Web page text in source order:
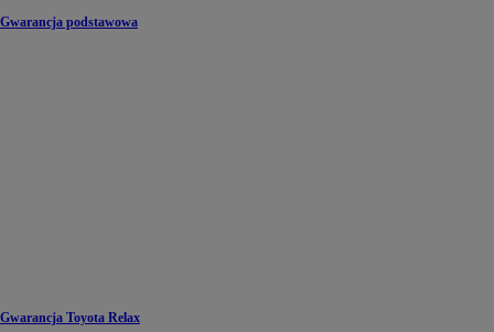
Gwarancja podstawowa
Gwarancja Toyota Relax